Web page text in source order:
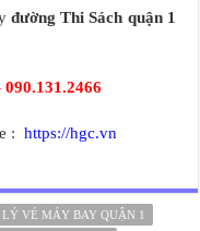
đường Thi Sách quận 1
090.131.2466
: https://hgc.vn
VÉ MÁY BAY QUẬN 1